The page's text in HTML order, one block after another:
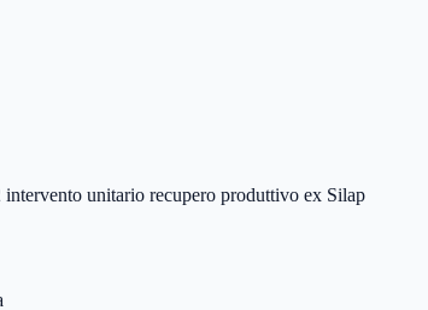
unitario recupero produttivo ex Silap